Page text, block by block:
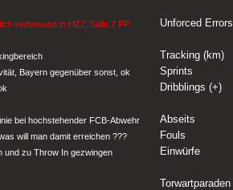
verbessert in HZ2, Sülle 2 FP… Unforced Errors
Tracking (km)
Bayern gegenüber sonst, ok Sprints
Dribblings (+)
bei hochstehender FCB-Abwehr Abseits
will man damit erreichen ??? Fouls
und zu Throw In gezwingen Einwürfe
Torwartparaden